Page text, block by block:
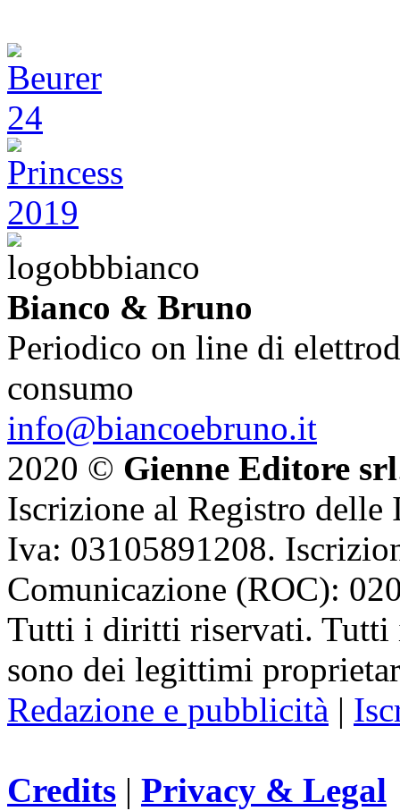
Bianco & Bruno
Periodico on line di
consumo
info@biancoebruno.it
2020 © Gienne Editore srl
Iscrizione al Registro delle
Iva: 03105891208.
Comunicazione (ROC):
Tutti i diritti riservati. Tutti
sono dei legittimi
Redazione e pubblicità |
Credits | Privacy & Legal